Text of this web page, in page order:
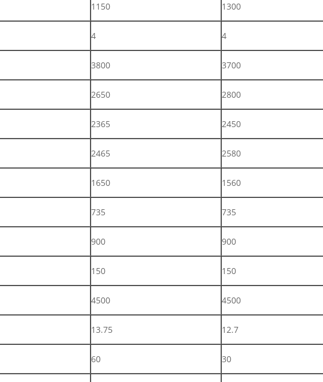
1150 1300
4 4
3800 3700
2650 2800
2365 2450
2465 2580
1650 1560
735 735
900 900
150 150
4500 4500
13.75 12.7
60 30